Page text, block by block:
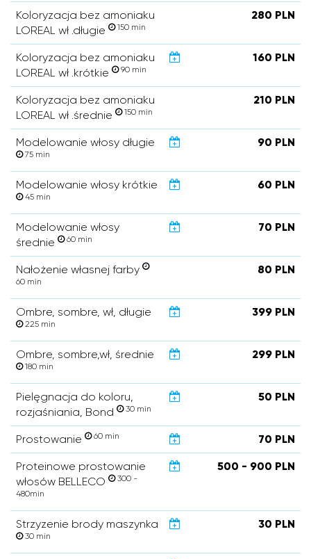
Koloryzacja bez amoniaku
LOREAL wł .długie
150 min
280 PLN
Koloryzacja bez amoniaku
LOREAL wł .krótkie
90 min
160 PLN
Koloryzacja bez amoniaku
LOREAL wł .średnie
150 min
210 PLN
Modelowanie włosy długie
75 min
90 PLN
Modelowanie włosy krótkie
45 min
60 PLN
Modelowanie włosy
średnie
60 min
70 PLN
Nałożenie własnej farby
60 min
80 PLN
Ombre, sombre, wł, długie
225 min
399 PLN
Ombre, sombre,wł, średnie
180 min
299 PLN
Pielęgnacja do koloru,
rozjaśniania, Bond
30 min
50 PLN
Prostowanie 60 min 70 PLN
Proteinowe prostowanie
włosów BELLECO
300 -
480min
500 - 900 PLN
Strzyzenie brody maszynka
30 min
30 PLN